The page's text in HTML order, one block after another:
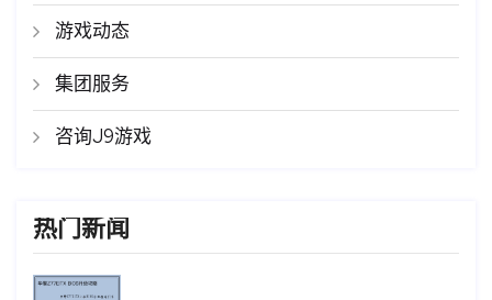
游戏动态
集团服务
咨询J9游戏
热门新闻